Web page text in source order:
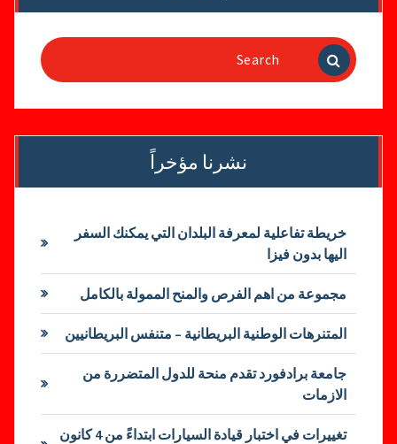
Search
for:
نشرنا مؤخراً
خريطة تفاعلية لمعرفة البلدان التي يمكنك السفر
اليها بدون فيزا
مجموعة من اهم الفرص والمنح الممولة بالكامل
المتنرهات الوطنية البريطانية – متنفس البريطانيين
جامعة برادفورد تقدم منحة للدول المتضررة من
الازمات
تغييرات في اختبار قيادة السيارات ابتداءً من 4 كانون